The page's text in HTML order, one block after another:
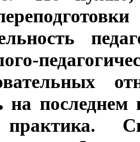
на
практика.